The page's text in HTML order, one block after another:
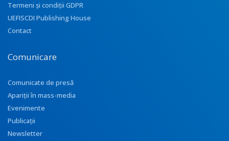
Termeni și condiții GDPR
UEFISCDI Publishing House
Contact
Comunicare
Comunicate de presă
Apariţii în mass-media
Evenimente
Publicații
Newsletter